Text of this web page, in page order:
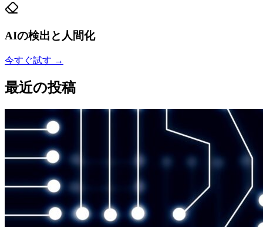
AIの検出と人間化
今すぐ試す →
最近の投稿